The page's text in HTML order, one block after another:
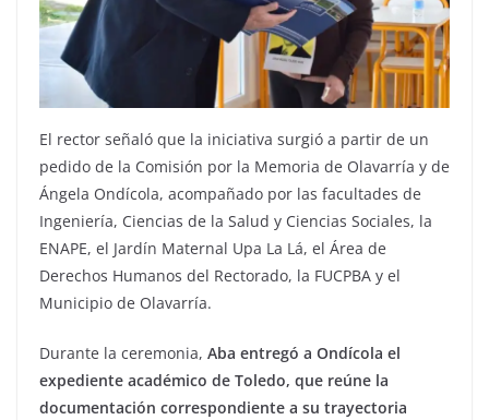
El rector señaló que la iniciativa surgió a partir de un
pedido de la Comisión por la Memoria de Olavarría y de
Ángela Ondícola, acompañado por las facultades de
Ingeniería, Ciencias de la Salud y Ciencias Sociales, la
ENAPE, el Jardín Maternal Upa La Lá, el Área de
Derechos Humanos del Rectorado, la FUCPBA y el
Municipio de Olavarría.
Durante la ceremonia, Aba entregó a Ondícola el
expediente académico de Toledo, que reúne la
documentación correspondiente a su trayectoria